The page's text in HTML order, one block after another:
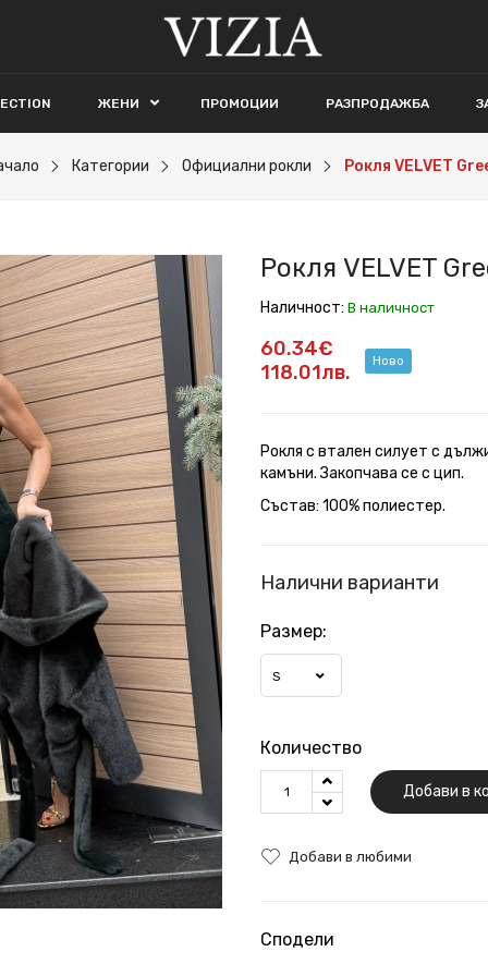
ЖЕНИ ПРОМОЦИИ РАЗПРОДАЖБА
Категории Официални рокли Рокля VELVET
Рокля VELVET
Наличност: В наличност
60.34€
118.01лв.
Ново
Рокля с втален силует с
камъни. Закопчава се с цип.
Състав: 100% полиестер.
Налични варианти
Размер:
S
Количество
Добави в
Добави в любими
Сподели